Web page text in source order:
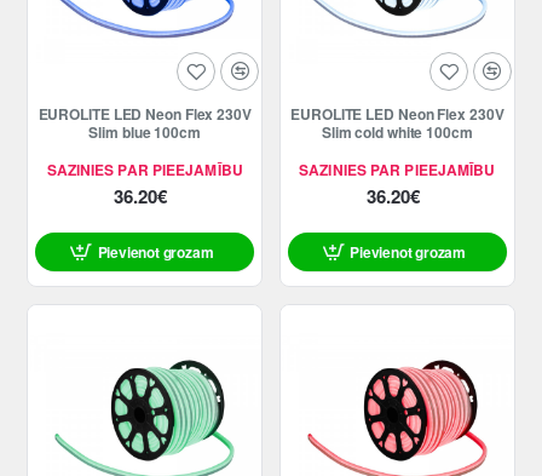
SAZINIES PAR PIEEJAMĪBU
EUROLITE LED Neon Flex 230V
Slim blue 100cm
36.20€
Pievienot grozam
SAZINIES PAR PIEEJAMĪBU
EUROLITE LED Neon Flex 230V
Slim cold white 100cm
36.20€
Pievienot grozam